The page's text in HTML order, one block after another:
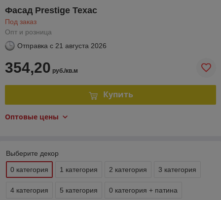
Фасад Prestige Техас
Под заказ
Опт и розница
Отправка с 21 августа 2026
354,20 руб./кв.м
Купить
Оптовые цены
Выберите декор
0 категория 1 категория 2 категория 3 категория
4 категория 5 категория 0 категория + патина